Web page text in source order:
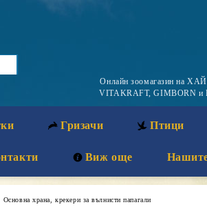
Онлайн зоомагазин на
VITAKRAFT, GIMBORN и
Гризачи Птици
Виж още
Основна храна, крекери за вълнисти папагали